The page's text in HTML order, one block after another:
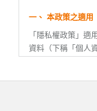
資訊後拒絕接
若您未滿20
改或變更後
一、 本政策之適用
「隱私權政策」
資料（下稱「個人